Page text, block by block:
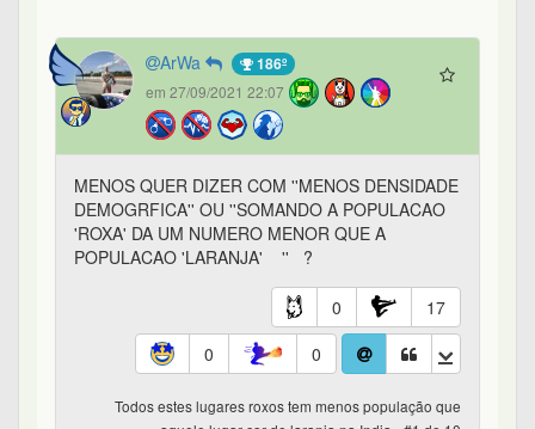
ArWa 186º
em 27/09/2021 22:07
MENOS QUER DIZER COM ''MENOS DENSIDADE
DEMOGRFICA'' OU ''SOMANDO A POPULACAO
'ROXA' DA UM NUMERO MENOR QUE A
POPULACAO 'LARANJA' '' ?
0
17
0
0
Todos estes lugares roxos tem menos população que